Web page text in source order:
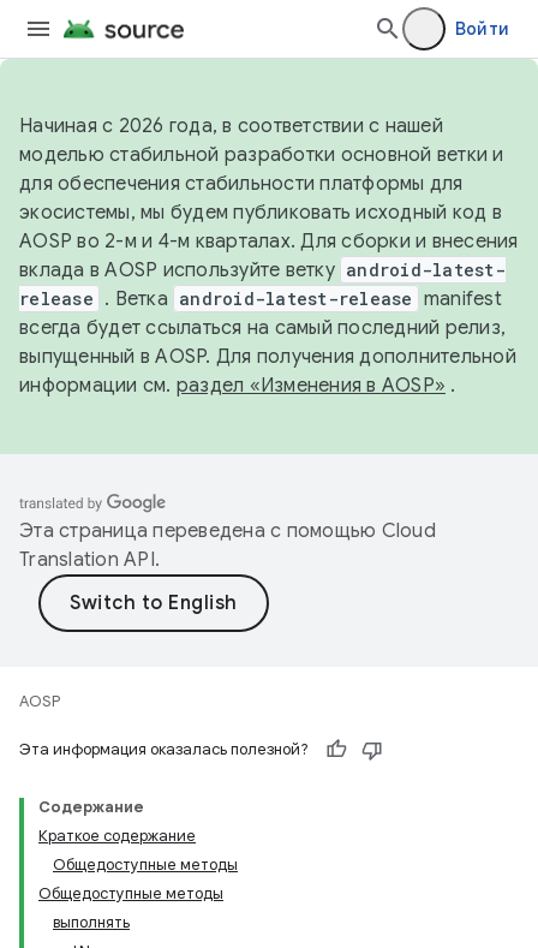
Войти
Начиная с 2026 года, в соответствии с нашей
моделью стабильной разработки основной ветки и
для обеспечения стабильности платформы для
экосистемы, мы будем публиковать исходный код в
AOSP во 2-м и 4-м кварталах. Для сборки и внесения
вклада в AOSP используйте ветку android-latest-
release . Ветка android-latest-release manifest
всегда будет ссылаться на самый последний релиз,
выпущенный в AOSP. Для получения дополнительной
информации см. раздел «Изменения в AOSP» .
Эта страница переведена с помощью Cloud
Translation API.
AOSP
Эта информация оказалась полезной?
Содержание
Краткое содержание
Общедоступные методы
Общедоступные методы
выполнять